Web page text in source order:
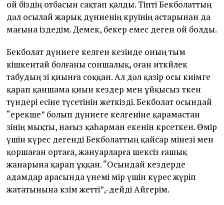
ой біздің отбасын сақтап қалды. Тіпті Бекболаттың
дәл осылай жарық дүниенің көруінің астарынан да
мағына іздедім. Демек, бекер емес деген ой болды.
Бекболат дүниеге келген кезінде оның тым
кішкентай болғаны соншалық, оған иткөйлек
табудың өзі қиынға соққан. Ал дәл қазір осы киімге
қарап қаншама қиын кездер мен ұйқысыз өткен
түндері есіне түсетінін жеткізді. Бекболат осындай
“ерекше” болып дүниеге келгеніне қарамастан
өзінің мықты, нағыз қаһарман екенін көрсеткен. Өмір
үшін күрес дегенді Бекболаттың қайсар мінезі мен
қоршаған ортаға, жануарларға шексіз ғашық
жанарына қарап ұққан. “Осындай кездерде
адамдар арасында үнемі өмір үшін күрес жүріп
жататынына көзім жетті”,-дейді Айгерім.